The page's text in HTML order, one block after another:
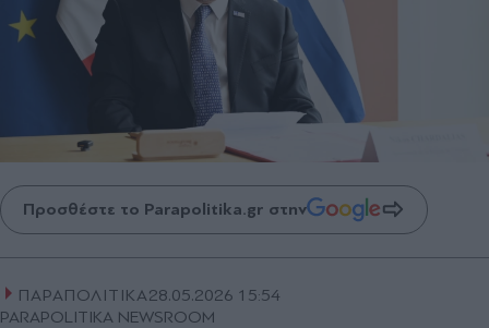
Προσθέστε το Parapolitika.gr στην
ΠΑΡΑΠΟΛΙΤΙΚΑ28.05.2026 15:54
PARAPOLITIKA NEWSROOM